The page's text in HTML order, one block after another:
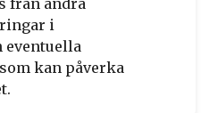
i
eventuella
kan påverka